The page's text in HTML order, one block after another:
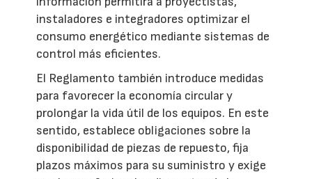
instaladores e integradores optimizar el
consumo energético mediante sistemas de
control más eficientes.
El Reglamento también introduce medidas
para favorecer la economía circular y
prolongar la vida útil de los equipos. En este
sentido, establece obligaciones sobre la
disponibilidad de piezas de repuesto, fija
plazos máximos para su suministro y exige